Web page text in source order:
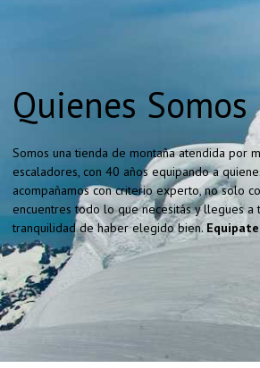
Quienes Somos
Somos una tienda de montaña atendida por
escaladores, con 40 años equipando a
acompañamos con criterio experto, no solo
encuentres todo lo que necesitás y llegues a
tranquilidad de haber elegido bien.